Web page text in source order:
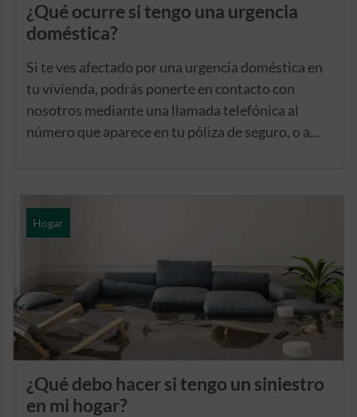
¿Qué ocurre si tengo una urgencia
doméstica?
Si te ves afectado por una urgencia doméstica en
tu vivienda, podrás ponerte en contacto con
nosotros mediante una llamada telefónica al
número que aparece en tu póliza de seguro, o a
Hogar
¿Qué debo hacer si tengo un siniestro
en mi hogar?